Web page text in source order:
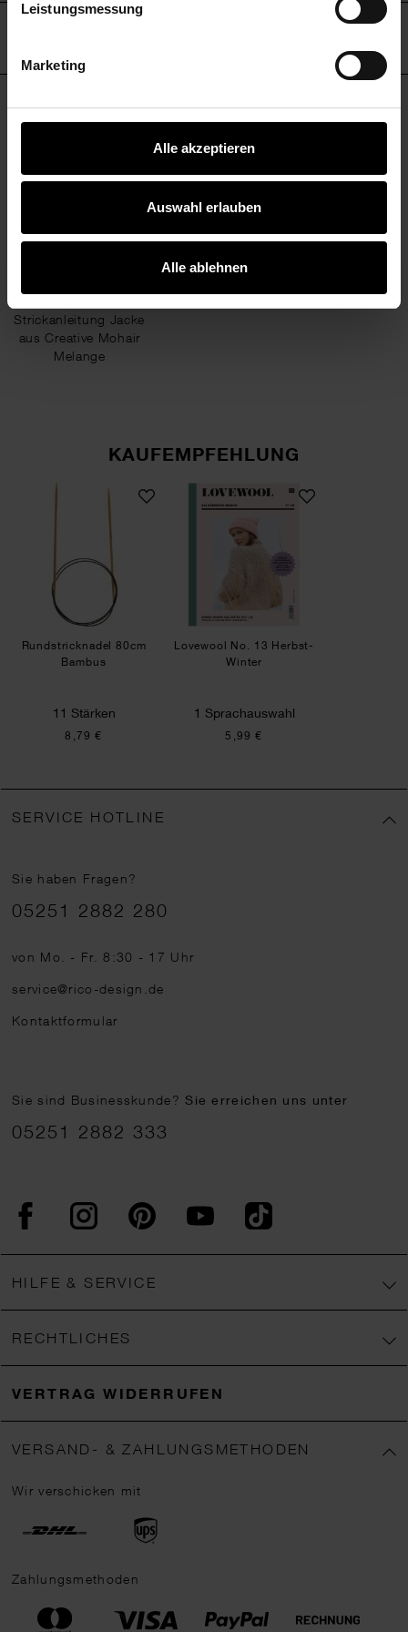
Leistungsmessung
Marketing
Alle akzeptieren
Auswahl erlauben
Alle ablehnen
Strickanleitung Jacke
aus Creative Mohair
Melange
KAUFEMPFEHLUNG
Rundstricknadel 80cm Bambus
Rundstricknadel 80cm
Bambus
11 Stärken
8,79 €
Lovewool No. 13
Lovewool No. 13 Herbst-
Winter
1 Sprachauswahl
5,99 €
SERVICE HOTLINE
Sie haben Fragen?
Telefonnummer
05251 2882 280
von Mo. - Fr. 8:30 - 17 Uhr
service@rico-design.de
Kontaktformular
Sie sind Businesskunde?Sie erreichen uns unter
05251 2882 333
FacebookInstagram PinterestYouTubeTikTok
HILFE & SERVICE
RECHTLICHES
VERTRAG WIDERRUFEN
VERSAND- & ZAHLUNGSMETHODEN
Wir verschicken mit
Zahlungsmethoden